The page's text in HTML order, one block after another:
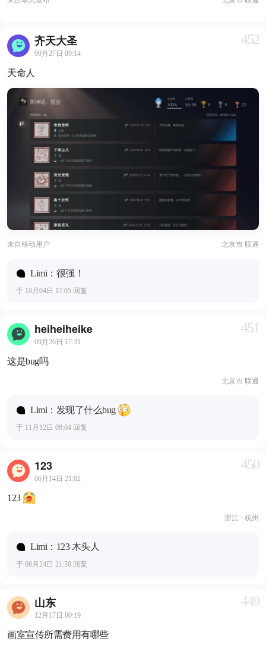
齐天大圣
09月27日 09:14
452
天命人
来自移动用户 北京市 联通
Limi：很强！
于 10月04日 17:05 回复
heiheiheike
09月26日 17:31
451
这是bug吗
北京市 联通
Limi：发现了什么bug
于 11月12日 09:04 回复
123
06月14日 21:02
450
123
浙江 · 杭州
Limi：123 木头人
于 06月24日 21:50 回复
山东
12月17日 00:19
449
画室宣传所需费用有哪些